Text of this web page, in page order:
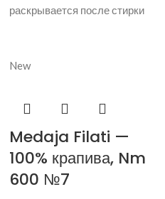
раскрывается после стирки
New
Medaja Filati —
100% крапива, Nm
600 №7